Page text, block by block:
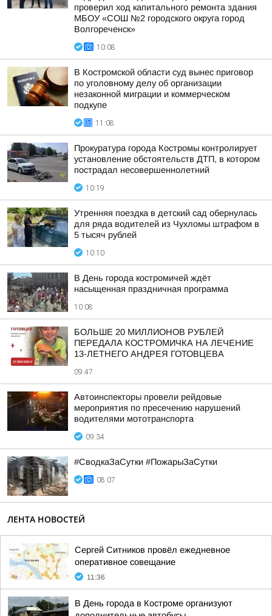
проверил ход капитального ремонта здания
МБОУ «СОШ №2 городского округа город
Волгореченск»
10:08
В Костромской области суд вынес приговор
по уголовному делу об организации
незаконной миграции и коммерческом
подкупе
11:08
Прокуратура города Костромы контролирует
установление обстоятельств ДТП, в котором
пострадал несовершеннолетний
10:19
Утренняя поездка в детский сад обернулась
для ряда водителей из Чухломы штрафом в
5 тысяч рублей
10:10
В День города костромичей ждёт
насыщенная праздничная программа
10:08
БОЛЬШЕ 20 МИЛЛИОНОВ РУБЛЕЙ
ПЕРЕДАЛА КОСТРОМИЧКА НА ЛЕЧЕНИЕ
13-ЛЕТНЕГО АНДРЕЯ ГОТОВЦЕВА
09:47
Автоинспекторы провели рейдовые
мероприятия по пресечению нарушений
водителями мототранспорта
09:34
#СводкаЗаСутки #ПожарыЗаСутки
08:07
ЛЕНТА НОВОСТЕЙ
Сергей Ситников провёл ежедневное
оперативное совещание
11:36
В День города в Костроме организуют